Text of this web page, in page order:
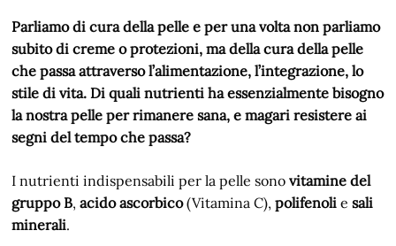
Parliamo di cura della pelle e per una volta non parliamo
subito di creme o protezioni, ma della cura della pelle
che passa attraverso l’alimentazione, l’integrazione, lo
stile di vita. Di quali nutrienti ha essenzialmente bisogno
la nostra pelle per rimanere sana, e magari resistere ai
segni del tempo che passa?
I nutrienti indispensabili per la pelle sonovitamine del
gruppo B,acido ascorbico(Vitamina C),polifenoli esali
minerali.